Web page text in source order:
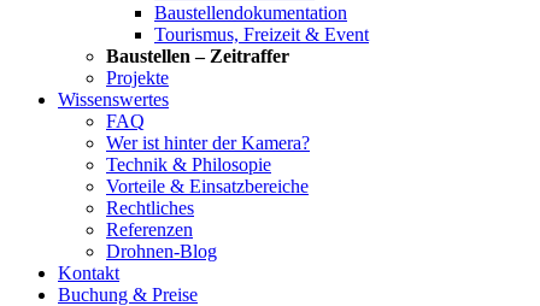
Baustellendokumentation
Tourismus, Freizeit & Event
Baustellen – Zeitraffer
Projekte
Wissenswertes
FAQ
Wer ist hinter der Kamera?
Technik & Philosopie
Vorteile & Einsatzbereiche
Rechtliches
Referenzen
Drohnen-Blog
Kontakt
Buchung & Preise